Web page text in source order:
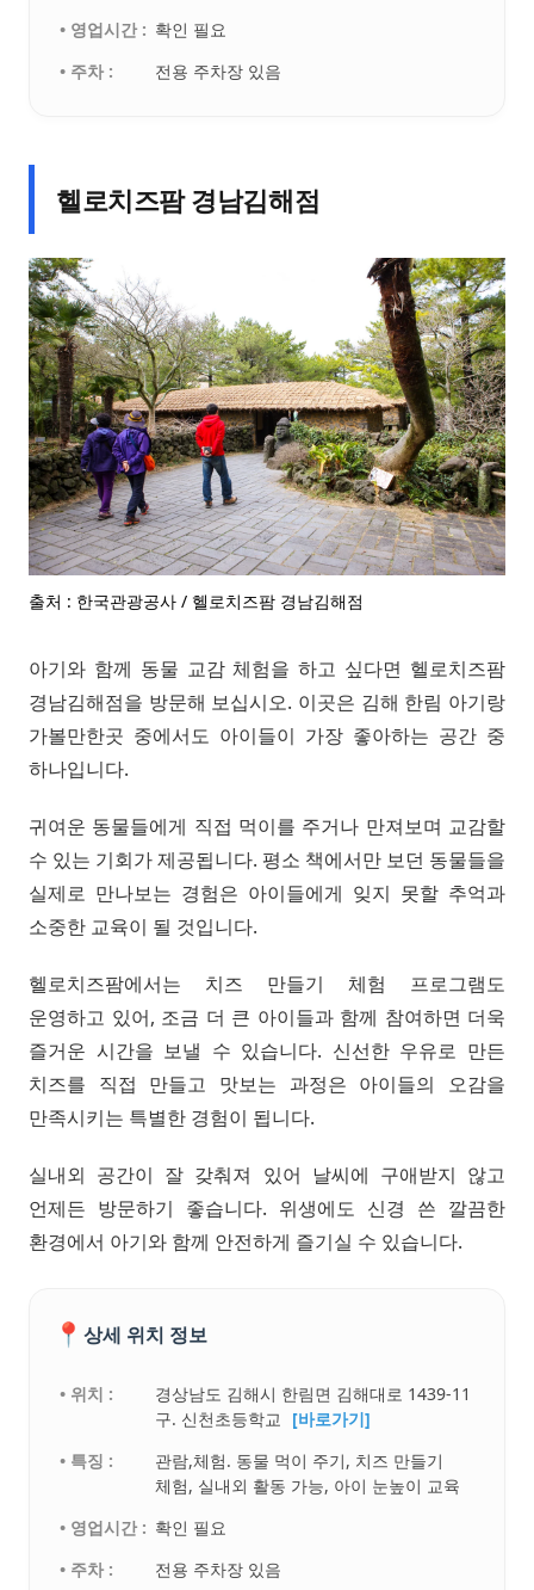
• 영업시간 : 확인 필요
• 주차 :
전용 주차장 있음
헬로치즈팜 경남김해점
출처 : 한국관광공사 / 헬로치즈팜 경남김해점
아기와 함께 동물 교감 체험을 하고 싶다면 헬로치즈팜
경남김해점을 방문해 보십시오. 이곳은 김해 한림 아기랑
가볼만한곳 중에서도 아이들이 가장 좋아하는 공간 중
하나입니다.
귀여운 동물들에게 직접 먹이를 주거나 만져보며 교감할
수 있는 기회가 제공됩니다. 평소 책에서만 보던 동물들을
실제로 만나보는 경험은 아이들에게 잊지 못할 추억과
소중한 교육이 될 것입니다.
헬로치즈팜에서는 치즈 만들기 체험 프로그램도
운영하고 있어, 조금 더 큰 아이들과 함께 참여하면 더욱
즐거운 시간을 보낼 수 있습니다. 신선한 우유로 만든
치즈를 직접 만들고 맛보는 과정은 아이들의 오감을
만족시키는 특별한 경험이 됩니다.
실내외 공간이 잘 갖춰져 있어 날씨에 구애받지 않고
언제든 방문하기 좋습니다. 위생에도 신경 쓴 깔끔한
환경에서 아기와 함께 안전하게 즐기실 수 있습니다.
📍 상세 위치 정보
• 위치 :
경상남도 김해시 한림면 김해대로 1439-11
구. 신천초등학교 [바로가기]
• 특징 :
관람,체험. 동물 먹이 주기, 치즈 만들기
체험, 실내외 활동 가능, 아이 눈높이 교육
• 영업시간 : 확인 필요
• 주차 :
전용 주차장 있음